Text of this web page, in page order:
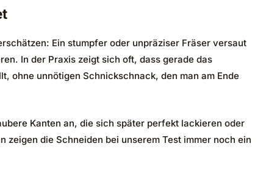
Ein stumpfer oder unpräziser Fräser versaut
In der Praxis zeigt sich oft, dass gerade das
ohne unnötigen Schnickschnack, den man am Ende
Kanten an, die sich später perfekt lackieren oder
die Schneiden bei unserem Test immer noch ein